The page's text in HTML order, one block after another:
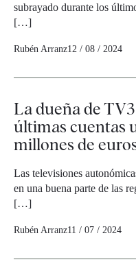
subrayado durante los
[…]
Rubén Arranz12 / 08 / 2024
La dueña de
últimas cuentas
millones de
Las televisiones
en una buena parte de las
[…]
Rubén Arranz11 / 07 / 2024